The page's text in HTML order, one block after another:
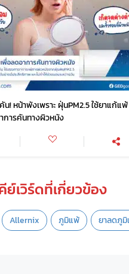
! หน้าพังเพราะ ฝุ่นPM2.5 ใช้ยาแก้แพ้
การคันทางผิวหนัง
ย์เวิร์ดที่เกี่ยวข้อง
Allernix ภูมิแพ้ ยาลดภู